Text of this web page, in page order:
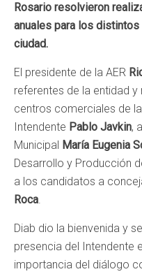
Rosario resolvieron
anuales para los
ciudad.
El presidente de la AER
referentes de la entidad
centros comerciales de
Intendente Pablo Javkin,
Municipal María Eugenia
Desarrollo y Producción
a los candidatos a
Roca.
Diab dio la bienvenida y
presencia del Intendente
importancia del diálogo